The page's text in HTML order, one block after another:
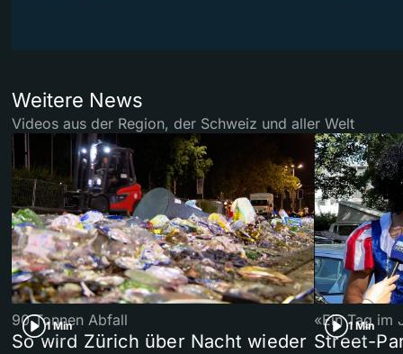
Weitere News
Videos aus der Region, der Schweiz und aller Welt
1 Min
90 Tonnen Abfall
So wird Zürich über Nacht wieder
1 Min
«Ein Tag im
Street-